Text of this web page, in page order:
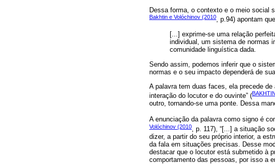
Dessa forma, o contexto e o meio social
Bakhtin e Volóchinov (2010, p.94) apontam que
[...] exprime-se uma relação
individual, um sistema de normas
comunidade linguística dada.
Sendo assim, podemos inferir que o
normas e o seu impacto dependerá de
A palavra tem duas faces, ela precede
interação do locutor e do ouvinte” (
outro, tornando-se uma ponte. Dessa
A enunciação da palavra como signo é
Volóchinov (2010, p. 117), “[...] a situação
dizer, a partir do seu próprio interior, a
da fala em situações precisas. Desse
destacar que o locutor está submetido à
comportamento das pessoas, por isso a